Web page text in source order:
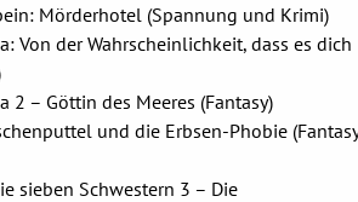
Mörderhotel (Spannung und Krimi)
Von der Wahrscheinlichkeit, dass es dich
2 – Göttin des Meeres (Fantasy)
und die Erbsen-Phobie
sieben Schwestern 3 – Die